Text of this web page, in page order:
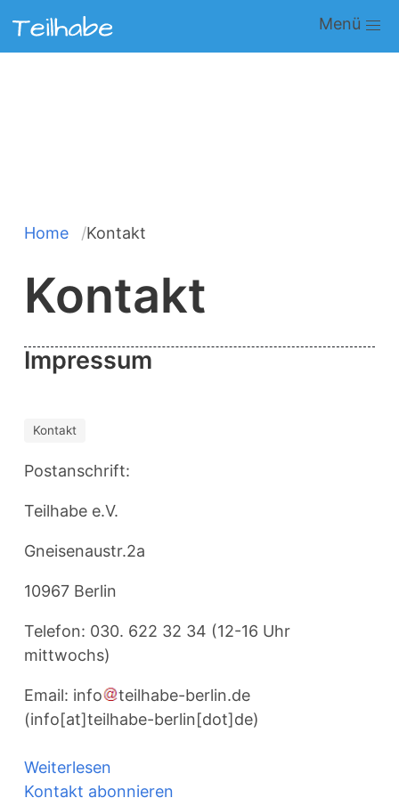
zum
Main
navigation
Pfadnavigation
Home Kontakt
Kontakt
Impressum
Kontakt
Postanschrift:
Teilhabe e.V.
Gneisenaustr.2a
10967 Berlin
Telefon: 030. 622 32 34 (12-16 Uhr
mittwochs)
Email: info teilhabe-berlin.de
(info[at]teilhabe-berlin[dot]de)
Weiterlesen
Impressum
Kontakt abonnieren